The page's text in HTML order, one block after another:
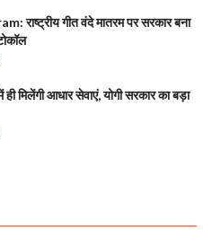
राष्ट्रीय गीत वंदे मातरम पर सरकार बना
मिलेंगी आधार सेवाएं, योगी सरकार का बड़ा